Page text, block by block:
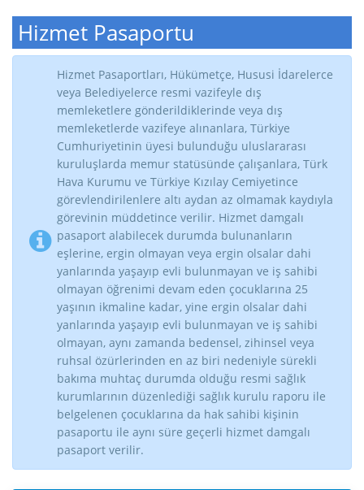
Hizmet Pasaportu
Hizmet Pasaportları, Hükümetçe, Hususi İdarelerce
veya Belediyelerce resmi vazifeyle dış
memleketlere gönderildiklerinde veya dış
memleketlerde vazifeye alınanlara, Türkiye
Cumhuriyetinin üyesi bulunduğu uluslararası
kuruluşlarda memur statüsünde çalışanlara, Türk
Hava Kurumu ve Türkiye Kızılay Cemiyetince
görevlendirilenlere altı aydan az olmamak kaydıyla
görevinin müddetince verilir. Hizmet damgalı
pasaport alabilecek durumda bulunanların
eşlerine, ergin olmayan veya ergin olsalar dahi
yanlarında yaşayıp evli bulunmayan ve iş sahibi
olmayan öğrenimi devam eden çocuklarına 25
yaşının ikmaline kadar, yine ergin olsalar dahi
yanlarında yaşayıp evli bulunmayan ve iş sahibi
olmayan, aynı zamanda bedensel, zihinsel veya
ruhsal özürlerinden en az biri nedeniyle sürekli
bakıma muhtaç durumda olduğu resmi sağlık
kurumlarının düzenlediği sağlık kurulu raporu ile
belgelenen çocuklarına da hak sahibi kişinin
pasaportu ile aynı süre geçerli hizmet damgalı
pasaport verilir.